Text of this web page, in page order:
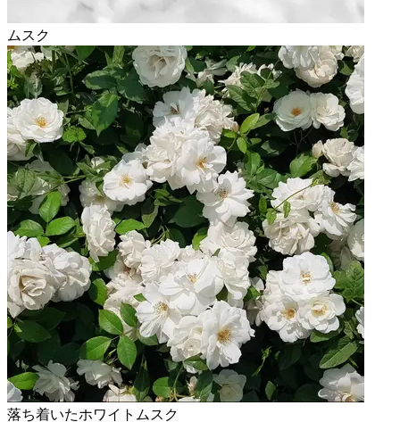
ムスク
落ち着いたホワイトムスク